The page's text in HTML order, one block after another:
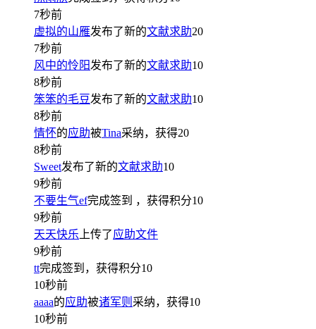
7秒前
虚拟的山雁发布了新的文献求助20
7秒前
风中的怜阳发布了新的文献求助10
8秒前
笨笨的毛豆发布了新的文献求助10
8秒前
情怀的应助被Tina采纳，获得20
8秒前
Sweet发布了新的文献求助10
9秒前
不要生气ef完成签到 ，获得积分10
9秒前
天天快乐上传了 应助文件
9秒前
tt完成签到，获得积分10
10秒前
aaaa的应助被诸军则 采纳，获得10
10秒前